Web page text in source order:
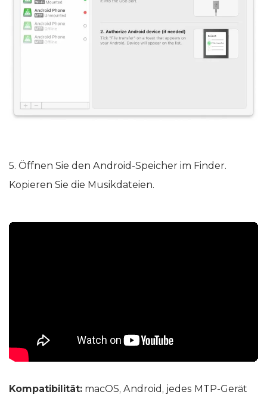
5. Öffnen Sie den Android-Speicher im Finder.
Kopieren Sie die Musikdateien.
Kompatibilität: macOS, Android, jedes MTP-Gerät